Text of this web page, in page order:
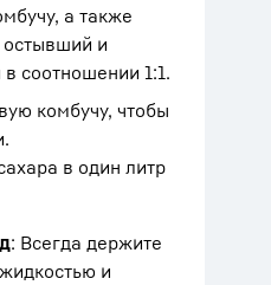
а также
и
соотношении 1:1.
комбучу, чтобы
в один литр
: Всегда держите
и